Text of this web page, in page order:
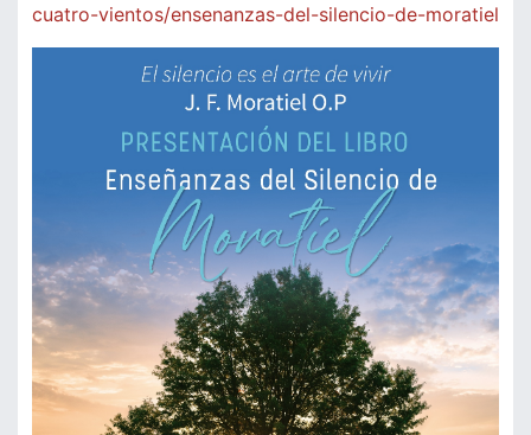
cuatro-vientos/ensenanzas-del-silencio-de-moratiel